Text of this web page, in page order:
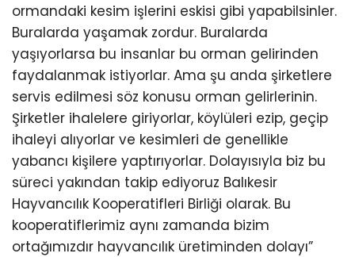
ormandaki kesim işlerini eskisi gibi yapabilsinler.
Buralarda yaşamak zordur. Buralarda
yaşıyorlarsa bu insanlar bu orman gelirinden
faydalanmak istiyorlar. Ama şu anda şirketlere
servis edilmesi söz konusu orman gelirlerinin.
Şirketler ihalelere giriyorlar, köylüleri ezip, geçip
ihaleyi alıyorlar ve kesimleri de genellikle
yabancı kişilere yaptırıyorlar. Dolayısıyla biz bu
süreci yakından takip ediyoruz Balıkesir
Hayvancılık Kooperatifleri Birliği olarak. Bu
kooperatiflerimiz aynı zamanda bizim
ortağımızdır hayvancılık üretiminden dolayı”